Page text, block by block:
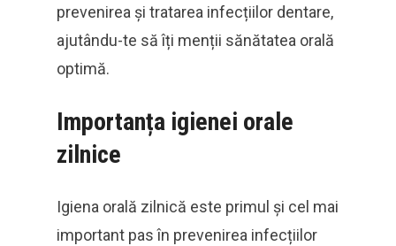
prevenirea și tratarea infecțiilor dentare,
ajutându-te să îți menții sănătatea orală
optimă.
Importanța igienei orale
zilnice
Igiena orală zilnică este primul și cel mai
important pas în prevenirea infecțiilor